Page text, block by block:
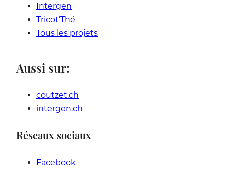
Intergen
Tricot’Thé
Tous les projets
Aussi sur:
coutzet.ch
intergen.ch
Réseaux sociaux
Facebook